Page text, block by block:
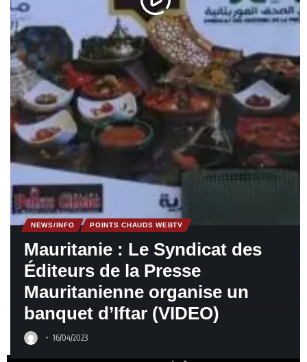
NEWS/INFO POINTS CHAUDS WEBTV
Mauritanie : Le Syndicat des
Éditeurs de la Presse
Mauritanienne organise un
banquet d’Iftar (VIDEO)
16/04/2023